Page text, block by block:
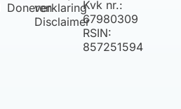
Donerenverklaring
Disclaimer
Kvk nr.:
67980309
RSIN:
857251594